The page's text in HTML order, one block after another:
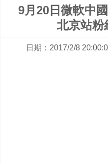
9月20日微軟中
北京站粉
日期：2017/2/8